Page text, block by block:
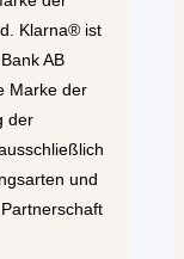
Klarna® ist
AB
Marke der
der
und